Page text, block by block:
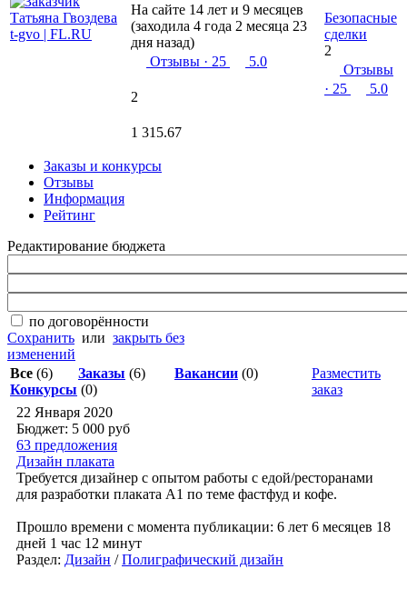
На сайте 14 лет и 9 месяцев
(заходила 4 года 2 месяца 23
дня назад)
Отзывы · 25 5.0
2
1 315.67
Безопасные
сделки
2
Отзывы
· 25
5.0
Заказы и конкурсы
Отзывы
Информация
Рейтинг
Редактирование бюджета
по договорённости
Сохранить или закрыть без
изменений
Все (6) Заказы (6) Вакансии (0)
Конкурсы (0)
Разместить
заказ
22 Января 2020
Бюджет: 5 000 руб
63 предложения
Дизайн плаката
Требуется дизайнер с опытом работы с едой/ресторанами
для разработки плаката А1 по теме фастфуд и кофе.
Прошло времени с момента публикации: 6 лет 6 месяцев 18
дней 1 час 12 минут
Раздел: Дизайн /Полиграфический дизайн